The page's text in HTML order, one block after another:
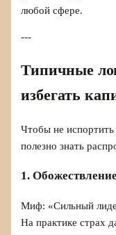
любой сфере.
---
Типичные
избегать
Чтобы не
полезно знать
1.
Миф: «Сильный
На практике страх